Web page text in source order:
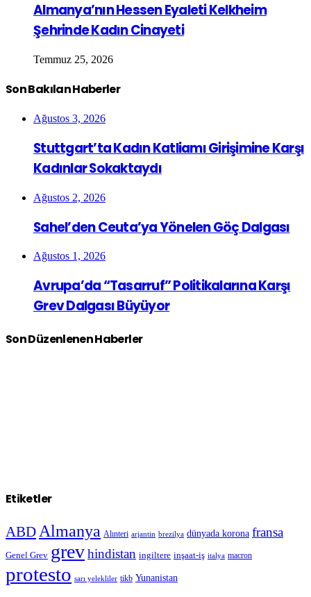
Almanya’nın Hessen Eyaleti Kelkheim
Şehrinde Kadın Cinayeti
Temmuz 25, 2026
Son Bakılan Haberler
Ağustos 3, 2026
Stuttgart’ta Kadın Katliamı Girişimine Karşı
Kadınlar Sokaktaydı
Ağustos 2, 2026
Sahel’den Ceuta’ya Yönelen Göç Dalgası
Ağustos 1, 2026
Avrupa’da “Tasarruf” Politikalarına Karşı
Grev Dalgası Büyüyor
Son Düzenlenen Haberler
Etiketler
ABD Almanya Alınteri arjantin brezilya dünyada korona fransa
Genel Grev grevhindistan ingiltere inşaat-iş italya macron
protesto sarı yelekliler tikb Yunanistan